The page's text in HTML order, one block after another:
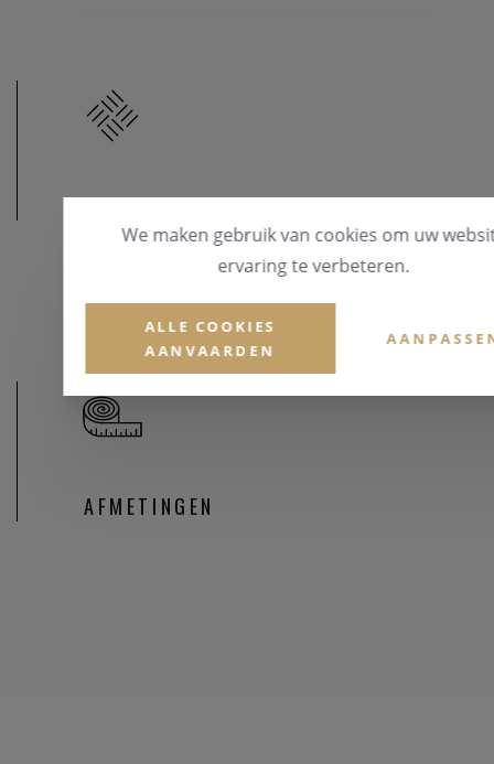
MATERIAAL
AFMETINGEN
We maken gebruik van cookies om uw
ervaring te verbeteren.
ALLE COOKIES
AANVAARDEN